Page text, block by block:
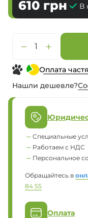
610 грн В
Оплата
Нашли дешевле?
Специальные
Работаем с НДС
Персональное
Обращайтесь в
84 55
Оплата